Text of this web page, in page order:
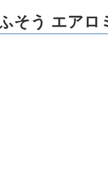
そう エアロ